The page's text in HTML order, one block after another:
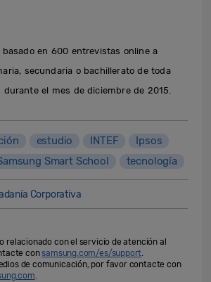
en 600 entrevistas online a
secundaria o bachillerato de toda
durante el mes de diciembre de 2015.
estudio INTEF
Ipsos
Smart School tecnología
Corporativa
relacionado con el servicio de atención al
consamsung.com/es/support.
de comunicación, por favor contacte con
.